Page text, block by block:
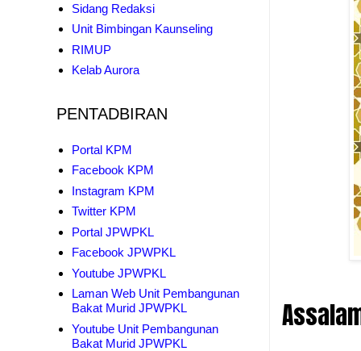
Sidang Redaksi
Unit Bimbingan Kaunseling
RIMUP
Kelab Aurora
PENTADBIRAN
Portal KPM
Facebook KPM
Instagram KPM
Twitter KPM
Portal JPWPKL
Facebook JPWPKL
Youtube JPWPKL
Laman Web Unit Pembangunan
Bakat Murid JPWPKL
Youtube Unit Pembangunan
Bakat Murid JPWPKL